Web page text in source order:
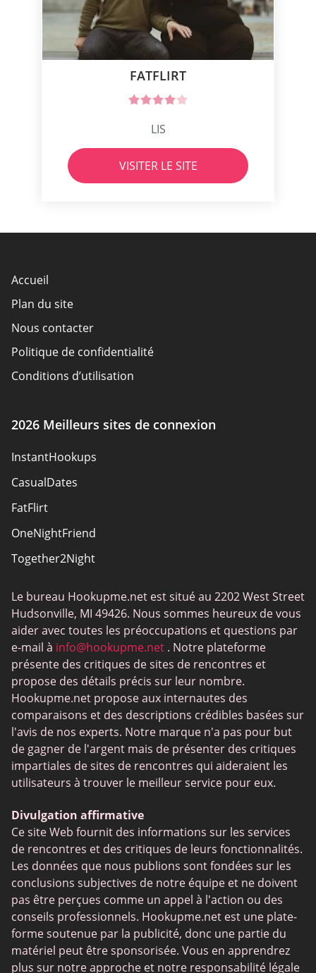
FATFLIRT
LIS
VISITER LE SITE
Accueil
Plan du site
Nous contacter
Politique de confidentialité
Conditions d’utilisation
Divulgation affirmative
2026 Meilleurs sites de connexion
InstantHookups
CasualDates
FatFlirt
OneNightFriend
Together2Night
Le bureau Hookupme.net est situé au 2202 West Street
Hudsonville, MI 49426. Nous sommes heureux de vous
aider avec toutes les préoccupations et questions par
e-mail à info@hookupme.net . Notre plateforme
présente des critiques de sites de rencontres et
propose des détails précis sur leur nombre.
Hookupme.net propose aux internautes des
comparaisons et des descriptions crédibles basées sur
l'avis de nos experts. Notre marque n'a pas pour but
de gagner de l'argent mais de présenter des critiques
impartiales de sites de rencontres qui aideraient les
utilisateurs à trouver le meilleur service pour eux.
Divulgation affirmative
Ce site Web fournit des informations sur les services
de rencontres et des critiques de leurs fonctionnalités.
Les données que nous publions sont fondées sur les
conclusions subjectives de notre équipe et ne doivent
pas être perçues comme un appel à l'action ou des
conseils professionnels. Hookupme.net est une plate-
forme soutenue par la publicité, donc une partie du
matériel peut être sponsorisée. Vous en apprendrez
plus sur notre approche et notre responsabilité légale